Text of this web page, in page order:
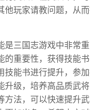
他玩家请教问题，从
是三国志游戏中非常重
的重要性，获得技能
技能书进行提升，参
升级，培养高品质武
方法，可以快速提升